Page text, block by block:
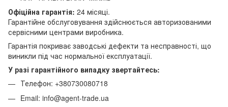
Офіційна гарантія: 24 місяці.
Гарантійне обслуговування здійснюється авторизованими
сервісними центрами виробника.
Гарантія покриває заводські дефекти та несправності, що
виникли під час нормальної експлуатації.
У разі гарантійного випадку звертайтесь:
Телефон: +380730080718
Email: info@agent-trade.ua